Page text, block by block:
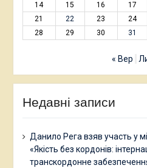
14
15 16 17
21
22 23 24
28
29 30 31
« Вер
Недавні записи
Данило Рега взяв участь у
«Якість без кордонів:
транскордонне забезпечення